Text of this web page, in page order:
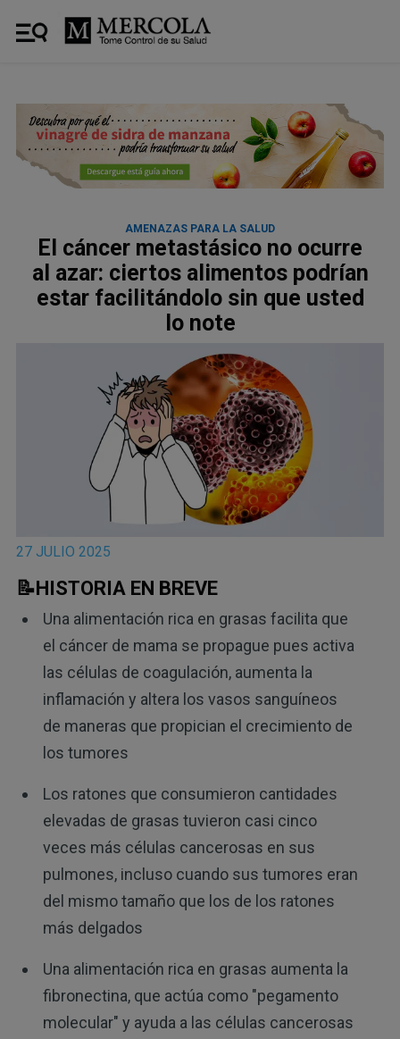
AMENAZAS PARA LA SALUD
El cáncer metastásico no ocurre
al azar: ciertos alimentos podrían
estar facilitándolo sin que usted
lo note
27 JULIO 2025
📝HISTORIA EN BREVE
Una alimentación rica en grasas facilita que
el cáncer de mama se propague pues activa
las células de coagulación, aumenta la
inflamación y altera los vasos sanguíneos
de maneras que propician el crecimiento de
los tumores
Los ratones que consumieron cantidades
elevadas de grasas tuvieron casi cinco
veces más células cancerosas en sus
pulmones, incluso cuando sus tumores eran
del mismo tamaño que los de los ratones
más delgados
Una alimentación rica en grasas aumenta la
fibronectina, que actúa como "pegamento
molecular" y ayuda a las células cancerosas